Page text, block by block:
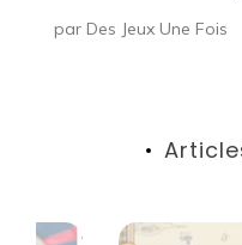
par Des Jeux Une Fois